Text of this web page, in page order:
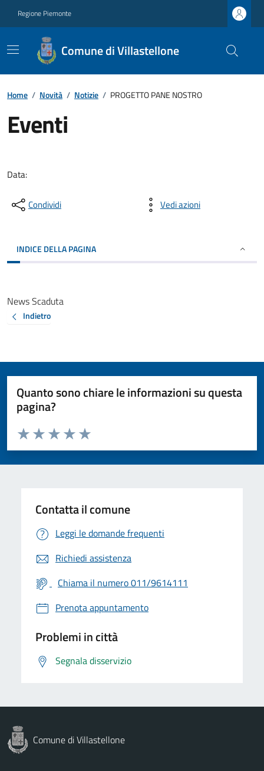
Regione Piemonte
Comune di Villastellone
Home / Novità / Notizie / PROGETTO PANE NOSTRO
Eventi
Data:
Condividi Vedi azioni
INDICE DELLA PAGINA
News Scaduta
Indietro
Quanto sono chiare le informazioni su questa
pagina?
Valuta da 1 a 5 stelle la pagina
Valuta 5 stelle su 5
Valuta 4 stelle su 5
Valuta 3 stelle su 5
Valuta 2 stelle su 5
Valuta 1 stelle su 5
Contatta il comune
Leggi le domande frequenti
Richiedi assistenza
Chiama il numero 011/9614111
Prenota appuntamento
Problemi in città
Segnala disservizio
Comune di Villastellone